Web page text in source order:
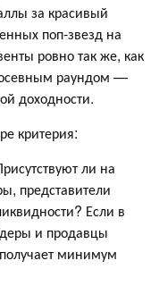
за красивый
поп-звезд на
ровно так же, как
раундом —
доходности.
критерия:
ли на
представители
Если в
и продавцы
минимум